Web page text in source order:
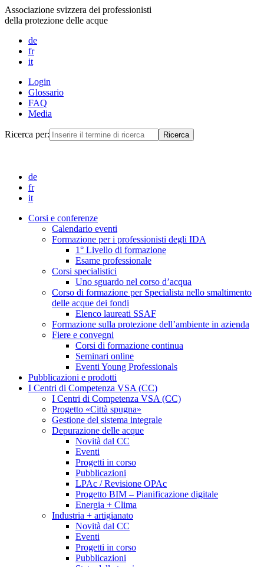
Associazione svizzera dei professionisti
della protezione delle acque
de
fr
it
Login
Glossario
FAQ
Media
Ricerca per:
de
fr
it
Corsi e conferenze
Calendario eventi
Formazione per i professionisti degli IDA
1° Livello di formazione
Esame professionale
Corsi specialistici
Uno sguardo nel corso d’acqua
Corso di formazione per Specialista nello smaltimento
delle acque dei fondi
Elenco laureati SSAF
Formazione sulla protezione dell’ambiente in azienda
Fiere e convegni
Corsi di formazione continua
Seminari online
Eventi Young Professionals
Pubblicazioni e prodotti
I Centri di Competenza VSA (CC)
I Centri di Competenza VSA (CC)
Progetto «Città spugna»
Gestione del sistema integrale
Depurazione delle acque
Novità dal CC
Eventi
Progetti in corso
Pubblicazioni
LPAc / Revisione OPAc
Progetto BIM – Pianificazione digitale
Energia + Clima
Industria + artigianato
Novità dal CC
Eventi
Progetti in corso
Pubblicazioni